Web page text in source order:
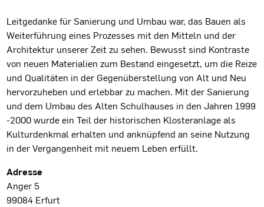
Leitgedanke für Sanierung und Umbau war, das Bauen als
Weiterführung eines Prozesses mit den Mitteln und der
Architektur unserer Zeit zu sehen. Bewusst sind Kontraste
von neuen Materialien zum Bestand eingesetzt, um die Reize
und Qualitäten in der Gegenüberstellung von Alt und Neu
hervorzuheben und erlebbar zu machen. Mit der Sanierung
und dem Umbau des Alten Schulhauses in den Jahren 1999
-2000 wurde ein Teil der historischen Klosteranlage als
Kulturdenkmal erhalten und anknüpfend an seine Nutzung
in der Vergangenheit mit neuem Leben erfüllt.
Projektdaten
Adresse
Anger 5
99084 Erfurt